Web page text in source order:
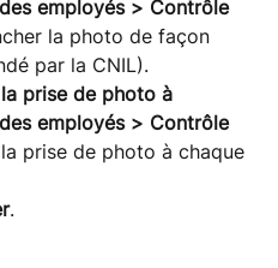
employés > Contrôle
la photo de façon
par la CNIL).
prise de photo à
employés > Contrôle
prise de photo à chaque
.